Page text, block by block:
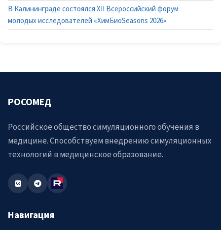
В Калининграде состоялся XII Всероссийский форум
молодых исследователей «ХимБиоSeasons 2026»
РОСОМЕД
Российское общество симуляционного обучения в
медицине. Способствуем внедрению симуляционных
технологий в медицинское образование.
Навигация